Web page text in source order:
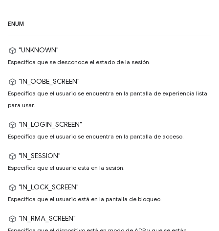
ENUM
"UNKNOWN"
Especifica que se desconoce el estado de la sesión.
"IN_OOBE_SCREEN"
Especifica que el usuario se encuentra en la pantalla de experiencia lista
para usar.
"IN_LOGIN_SCREEN"
Especifica que el usuario se encuentra en la pantalla de acceso.
"IN_SESSION"
Especifica que el usuario está en la sesión.
"IN_LOCK_SCREEN"
Especifica que el usuario está en la pantalla de bloqueo.
"IN_RMA_SCREEN"